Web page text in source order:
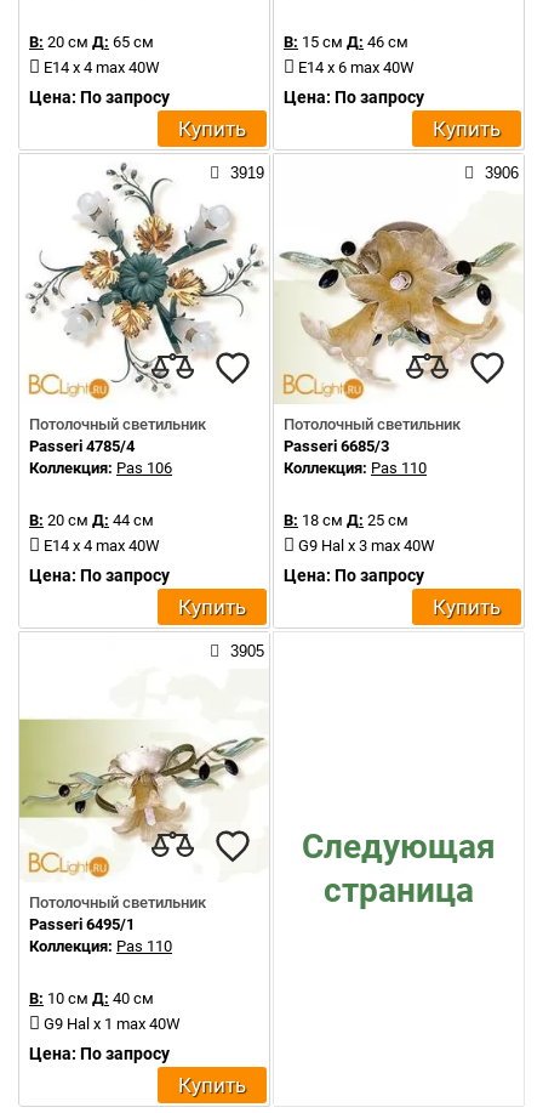
В: 20 см Д: 65 см
E14 x 4 max 40W
Цена: По запросу
Купить
В: 15 см Д: 46 см
E14 x 6 max 40W
Цена: По запросу
Купить
3919
Потолочный светильник
Passeri 4785/4
Коллекция: Pas 106
В: 20 см Д: 44 см
E14 x 4 max 40W
Цена: По запросу
Купить
3906
Потолочный светильник
Passeri 6685/3
Коллекция: Pas 110
В: 18 см Д: 25 см
G9 Hal x 3 max 40W
Цена: По запросу
Купить
3905
Потолочный светильник
Passeri 6495/1
Коллекция: Pas 110
В: 10 см Д: 40 см
G9 Hal x 1 max 40W
Цена: По запросу
Купить
Следующая
страница